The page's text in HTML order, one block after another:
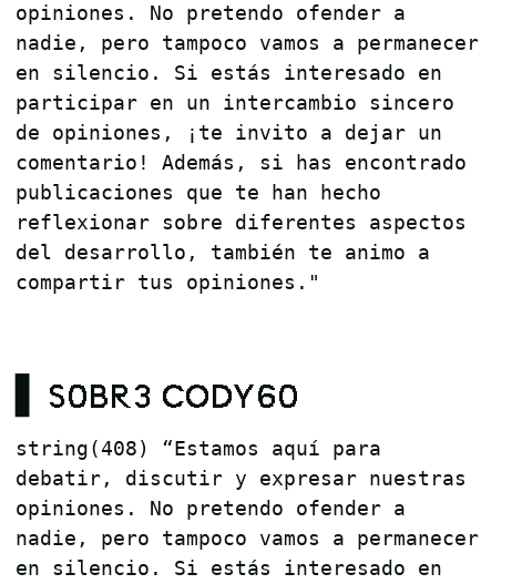
opiniones. No pretendo ofender a
nadie, pero tampoco vamos a permanecer
en silencio. Si estás interesado en
participar en un intercambio sincero
de opiniones, ¡te invito a dejar un
comentario! Además, si has encontrado
publicaciones que te han hecho
reflexionar sobre diferentes aspectos
del desarrollo, también te animo a
compartir tus opiniones."
▋ S0BR3 CODY60
string(408) “Estamos aquí para
debatir, discutir y expresar nuestras
opiniones. No pretendo ofender a
nadie, pero tampoco vamos a permanecer
en silencio. Si estás interesado en